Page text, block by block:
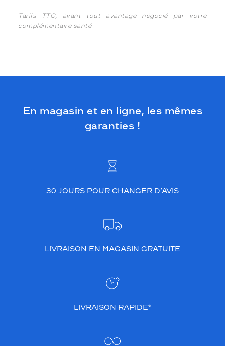
Tarifs TTC, avant tout avantage négocié par votre
complémentaire santé
En magasin et en ligne, les mêmes
garanties !
30 JOURS POUR CHANGER D’AVIS
LIVRAISON EN MAGASIN GRATUITE
LIVRAISON RAPIDE*